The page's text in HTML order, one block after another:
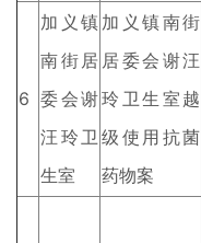
6
加义镇
南街居
委会谢
汪玲卫
生室
加义镇南街
居委会谢汪
玲卫生室越
级使用抗菌
药物案